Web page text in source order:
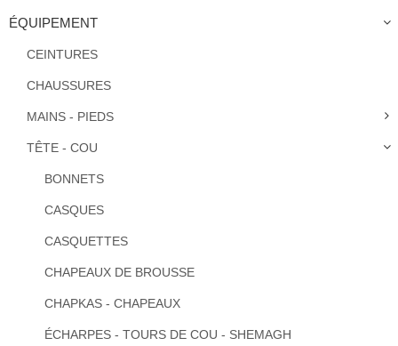
ÉQUIPEMENT
CEINTURES
CHAUSSURES
MAINS - PIEDS
TÊTE - COU
BONNETS
CASQUES
CASQUETTES
CHAPEAUX DE BROUSSE
CHAPKAS - CHAPEAUX
ÉCHARPES - TOURS DE COU - SHEMAGH